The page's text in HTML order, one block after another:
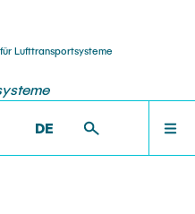
Lufttransportsysteme
DE